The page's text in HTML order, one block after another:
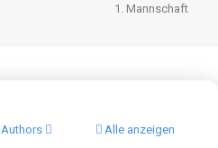
1. Mannschaft
Authors Alle anzeigen